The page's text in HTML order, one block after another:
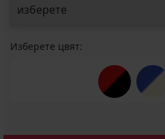
Изберете цвят: